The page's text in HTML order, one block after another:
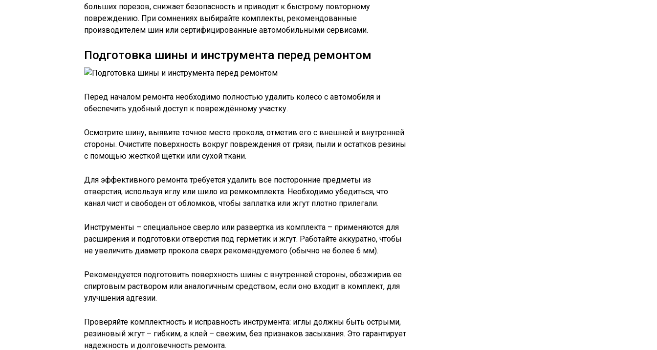
больших порезов, снижает безопасность и приводит к быстрому повторному
повреждению. При сомнениях выбирайте комплекты, рекомендованные
производителем шин или сертифицированные автомобильными сервисами.
Подготовка шины и инструмента перед ремонтом
Перед началом ремонта необходимо полностью удалить колесо с автомобиля и
обеспечить удобный доступ к повреждённому участку.
Осмотрите шину, выявите точное место прокола, отметив его с внешней и внутренней
стороны. Очистите поверхность вокруг повреждения от грязи, пыли и остатков резины
с помощью жесткой щетки или сухой ткани.
Для эффективного ремонта требуется удалить все посторонние предметы из
отверстия, используя иглу или шило из ремкомплекта. Необходимо убедиться, что
канал чист и свободен от обломков, чтобы заплатка или жгут плотно прилегали.
Инструменты – специальное сверло или развертка из комплекта – применяются для
расширения и подготовки отверстия под герметик и жгут. Работайте аккуратно, чтобы
не увеличить диаметр прокола сверх рекомендуемого (обычно не более 6 мм).
Рекомендуется подготовить поверхность шины с внутренней стороны, обезжирив ее
спиртовым раствором или аналогичным средством, если оно входит в комплект, для
улучшения адгезии.
Проверяйте комплектность и исправность инструмента: иглы должны быть острыми,
резиновый жгут – гибким, а клей – свежим, без признаков засыхания. Это гарантирует
надежность и долговечность ремонта.